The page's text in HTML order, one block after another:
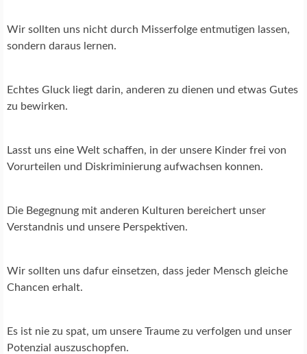
Wir sollten uns nicht durch Misserfolge entmutigen lassen,
sondern daraus lernen.
Echtes Gluck liegt darin, anderen zu dienen und etwas Gutes
zu bewirken.
Lasst uns eine Welt schaffen, in der unsere Kinder frei von
Vorurteilen und Diskriminierung aufwachsen konnen.
Die Begegnung mit anderen Kulturen bereichert unser
Verstandnis und unsere Perspektiven.
Wir sollten uns dafur einsetzen, dass jeder Mensch gleiche
Chancen erhalt.
Es ist nie zu spat, um unsere Traume zu verfolgen und unser
Potenzial auszuschopfen.